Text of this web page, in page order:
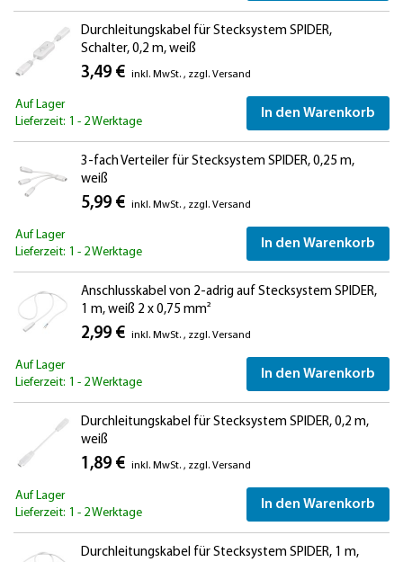
Durchleitungskabel für Stecksystem SPIDER,
Schalter, 0,2 m, weiß
3,49 € inkl. MwSt. , zzgl. Versand
Auf Lager
Lieferzeit: 1 - 2 Werktage
In den Warenkorb
3-fach Verteiler für Stecksystem SPIDER, 0,25 m,
weiß
5,99 € inkl. MwSt. , zzgl. Versand
Auf Lager
Lieferzeit: 1 - 2 Werktage
In den Warenkorb
Anschlusskabel von 2-adrig auf Stecksystem SPIDER,
1 m, weiß 2 x 0,75 mm²
2,99 € inkl. MwSt. , zzgl. Versand
Auf Lager
Lieferzeit: 1 - 2 Werktage
In den Warenkorb
Durchleitungskabel für Stecksystem SPIDER, 0,2 m,
weiß
1,89 € inkl. MwSt. , zzgl. Versand
Auf Lager
Lieferzeit: 1 - 2 Werktage
In den Warenkorb
Durchleitungskabel für Stecksystem SPIDER, 1 m,